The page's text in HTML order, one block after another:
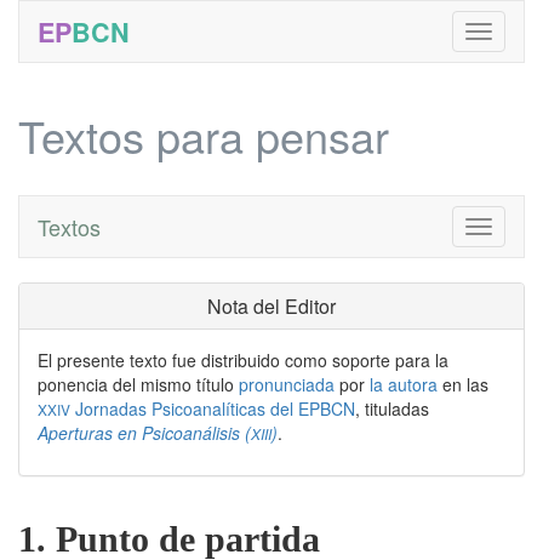
EPBCN
Textos para pensar
Toggle
Textos
Nota del Editor
El presente texto fue distribuido como soporte para la
ponencia del mismo título pronunciada por la autora en las
XXIV Jornadas Psicoanalíticas del EPBCN, tituladas
Aperturas en Psicoanálisis (XIII).
1. Punto de partida